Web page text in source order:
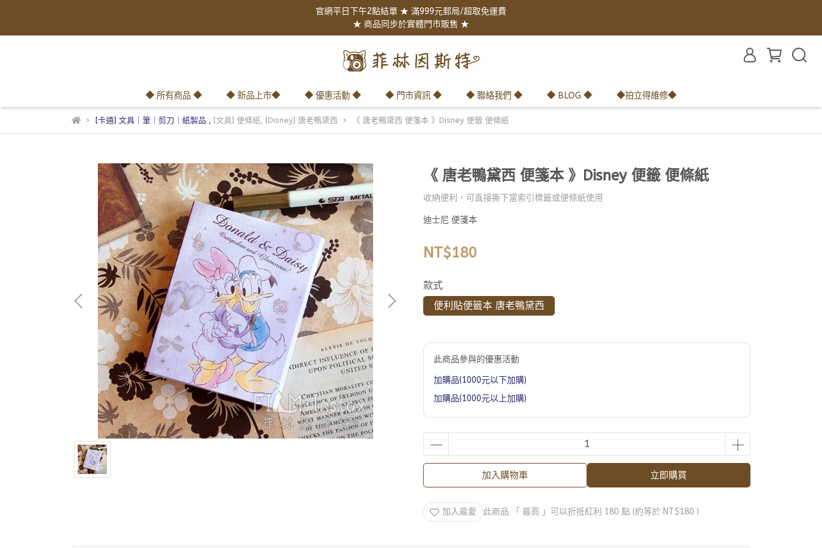
官網平日下午2點結單 ★ 滿999元郵局/超取免運費
★ 商品同步於實體門市販售 ★
◆ 所有商品 ◆ ◆ 新品上市◆ ◆ 優惠活動 ◆ ◆ 門市資訊 ◆ ◆ 聯絡我們 ◆ ◆ BLOG ◆ ◆拍立得維修◆
[卡通] 文具｜筆｜剪刀｜紙製品 , [文具] 便條紙, [Disney] 唐老鴨黛西 《 唐老鴨黛西 便箋本 》Disney 便籤 便條紙
《 唐老鴨黛西 便箋本 》Disney 便籤 便條紙
收納便利，可直接撕下當索引標籤或便條紙使用
迪士尼 便箋本
NT$180
款式
便利貼便籤本 唐老鴨黛西
此商品參與的優惠活動
加購品(1000元以下加購)
加購品(1000元以上加購)
加入購物車 立即購買
加入最愛 此商品 「 最高 」可以折抵紅利 180 點 (約等於 NT$180 )